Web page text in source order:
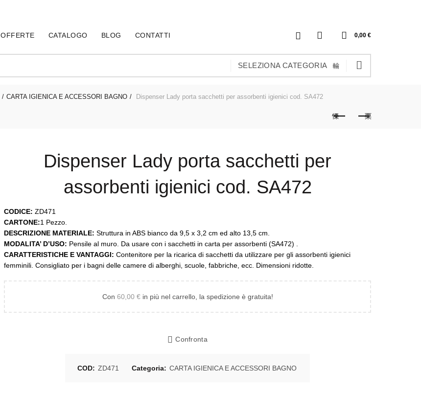
OFFERTE CATALOGO BLOG CONTATTI 0,00 €
SELEZIONA CATEGORIA
CARTA IGIENICA E ACCESSORI BAGNO Dispenser Lady porta sacchetti per assorbenti igienici cod. SA472
Dispenser Lady porta sacchetti per
assorbenti igienici cod. SA472
CODICE: ZD471
CARTONE:1 Pezzo.
DESCRIZIONE MATERIALE: Struttura in ABS bianco da 9,5 x 3,2 cm ed alto 13,5 cm.
MODALITA’ D’USO: Pensile al muro. Da usare con i sacchetti in carta per assorbenti (SA472) .
CARATTERISTICHE E VANTAGGI: Contenitore per la ricarica di sacchetti da utilizzare per gli assorbenti igienici
femminili. Consigliato per i bagni delle camere di alberghi, scuole, fabbriche, ecc. Dimensioni ridotte.
Con 60,00 €in più nel carrello, la spedizione è gratuita!
Confronta
COD: ZD471 Categoria: CARTA IGIENICA E ACCESSORI BAGNO